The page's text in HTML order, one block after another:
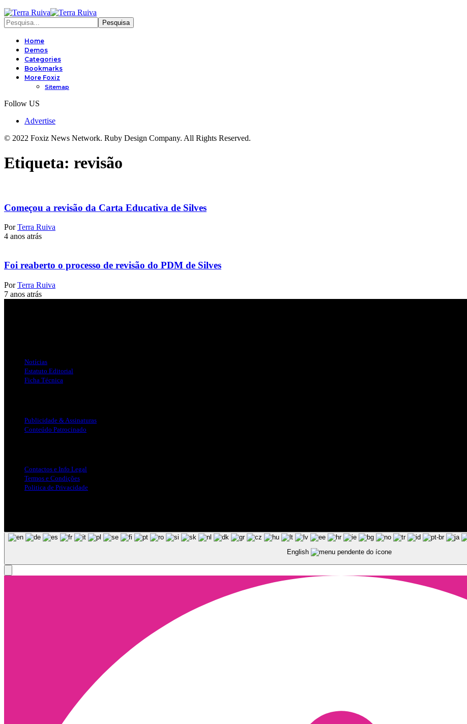
Home
Demos
Categories
Bookmarks
More Foxiz
Sitemap
Follow US
Advertise
© 2022 Foxiz News Network. Ruby Design Company. All Rights Reserved.
Etiqueta: revisão
Começou a revisão da Carta Educativa de Silves
Por Terra Ruiva
4 anos atrás
Foi reaberto o processo de revisão do PDM de Silves
Por Terra Ruiva
7 anos atrás
Notícias
Estatuto Editorial
Ficha Técnica
Publicidade & Assinaturas
Conteúdo Patrocinado
Contactos e Info Legal
Termos e Condições
Politica de Privacidade
English